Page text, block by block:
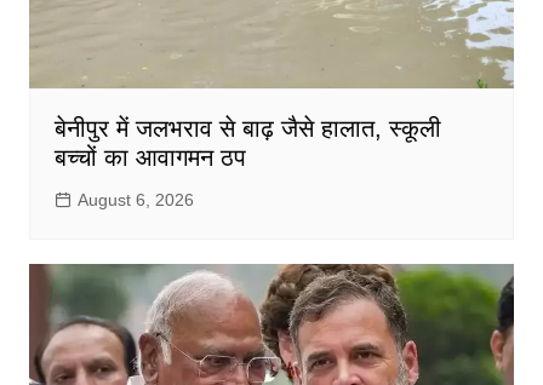
बेनीपुर में जलभराव से बाढ़ जैसे हालात, स्कूली
बच्चों का आवागमन ठप
August 6, 2026